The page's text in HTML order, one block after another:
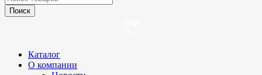
Каталог
О компании